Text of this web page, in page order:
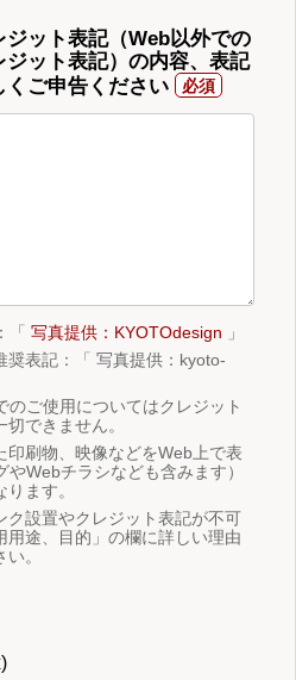
ジット表記（Web以外での
ジット表記）の内容、表記
ご申告ください
「 写真提供：KYOTOdesign 」
奨表記：「 写真提供：kyoto-
ご使用についてはクレジット
できません。
刷物、映像などをWeb上で表
Webチラシなども含みます）
ます。
設置やクレジット表記が不可
用途、目的」の欄に詳しい理由
。